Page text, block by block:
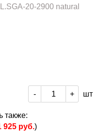
20-2900 natural
- + шт
также:
925 руб.)